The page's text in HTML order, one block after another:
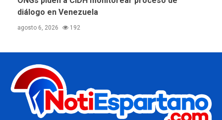
diálogo en Venezuela
agosto 6, 2026 192